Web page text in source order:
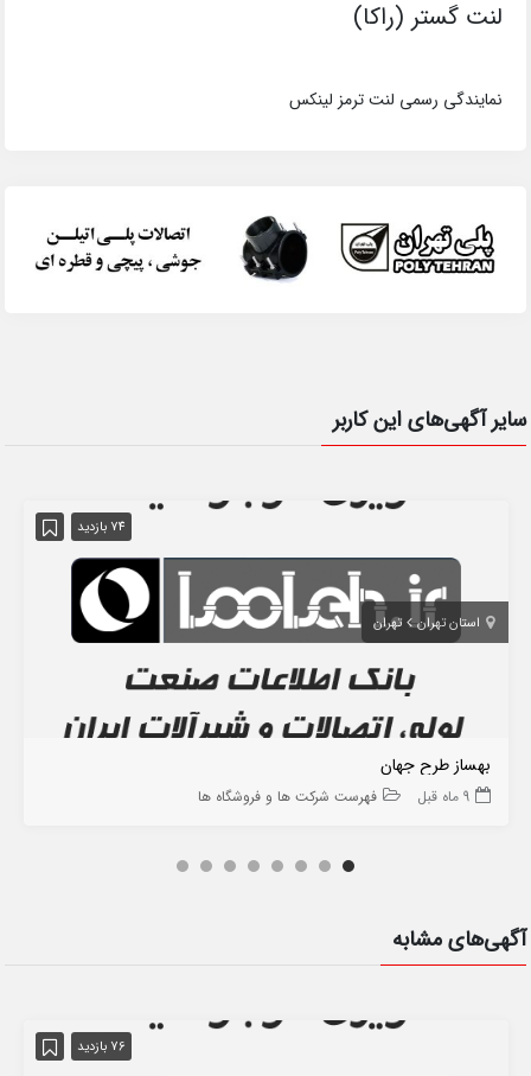
لنت گستر (راکا)
نمایندگی رسمی لنت ترمز لینکس
سایر آگهی‌های این کاربر
74 بازدید
استان تهران تهران
بهساز طرح جهان
9 ماه قبل فهرست شرکت ها و فروشگاه ها
آگهی‌های مشابه
76 بازدید